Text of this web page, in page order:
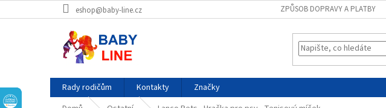
na
eshop@baby-line.cz ZPŮSOB DOPRAVY A PLATBY
Rady rodičům Kontakty
Značky